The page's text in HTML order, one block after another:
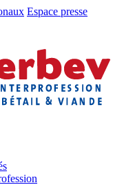
Espace presse